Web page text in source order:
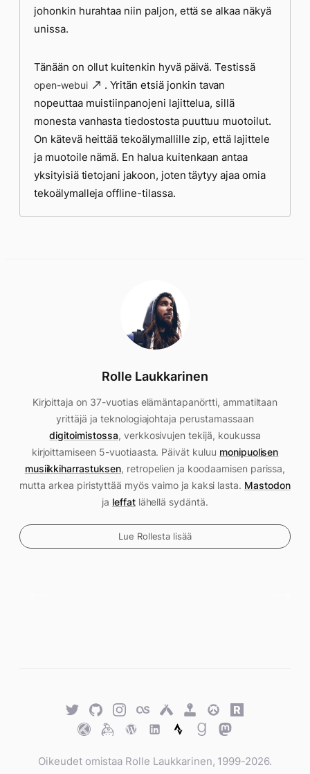
johonkin hurahtaa niin paljon, että se alkaa näkyä
unissa.
Tänään on ollut kuitenkin hyvä päivä. Testissä
open-webui
. Yritän etsiä jonkin tavan
nopeuttaa muistiinpanojeni lajittelua, sillä
monesta vanhasta tiedostosta puuttuu muotoilut.
On kätevä heittää tekoälymallille zip, että lajittele
ja muotoile nämä. En halua kuitenkaan antaa
yksityisiä tietojani jakoon, joten täytyy ajaa omia
tekoälymalleja offline-tilassa.
Rolle Laukkarinen
Kirjoittaja on 37-vuotias elämäntapanörtti, ammatiltaan
yrittäjä ja teknologiajohtaja perustamassaan
digitoimistossa, verkkosivujen tekijä, koukussa
kirjoittamiseen 5-vuotiaasta. Päivät kuluu monipuolisen
musiikkiharrastuksen, retropelien ja koodaamisen parissa,
mutta arkea piristyttää myös vaimo ja kaksi lasta. Mastodon
ja leffatlähellä sydäntä.
Lue Rollesta lisää
TwitterGitHubTwitterLast.fmUntappd
Retro
Achievements
Overwatch
Rawg.io
TraktKeybaseWordPress
WordPress
StravaGoodreads
Mastodon
Oikeudet omistaa Rolle Laukkarinen, 1999-2026.